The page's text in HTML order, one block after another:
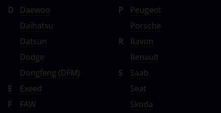
D
Daewoo
Daihatsu
Datsun
Dodge
Dongfeng (DFM)
E
Exeed
F
FAW
P
Peugeot
Porsche
R
Ravon
Renault
S
Saab
Seat
Skoda